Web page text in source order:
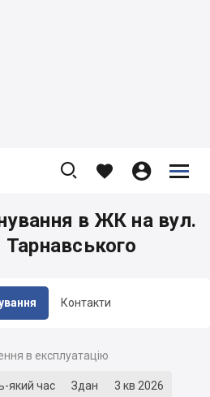
   


Контакти
в ЖК на вул.
в експлуатацію
який час Здан 3 кв 2026